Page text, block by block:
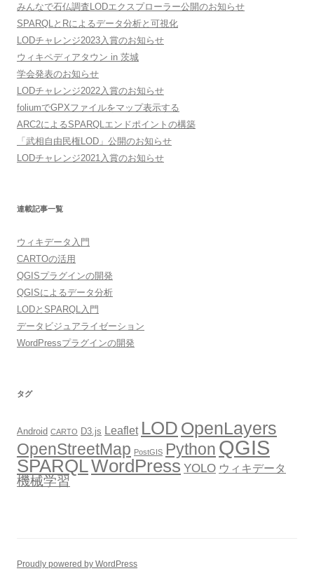
みんなで石仏調査LODエクスプローラー公開のお知らせ
SPARQLとRによるデータ分析と可視化
LODチャレンジ2023入賞のお知らせ
ウィキペディアタウン in 茨城
学会発表のお知らせ
LODチャレンジ2022入賞のお知らせ
foliumでGPXファイルをマップ表示する
ARC2によるSPARQLエンドポイントの構築
「武相自由民権LOD」公開のお知らせ
LODチャレンジ2021入賞のお知らせ
連載記事一覧
ウィキデータ入門
CARTOの活用
QGISプラグインの開発
QGISによるデータ分析
LODとSPARQL入門
データビジュアライゼーション
WordPressプラグインの開発
タグ
Android CARTO D3.js Leaflet LOD OpenLayers
OpenStreetMap PostGIS Python QGIS
SPARQL WordPress YOLO ウィキデータ
機械学習
Proudly powered by WordPress